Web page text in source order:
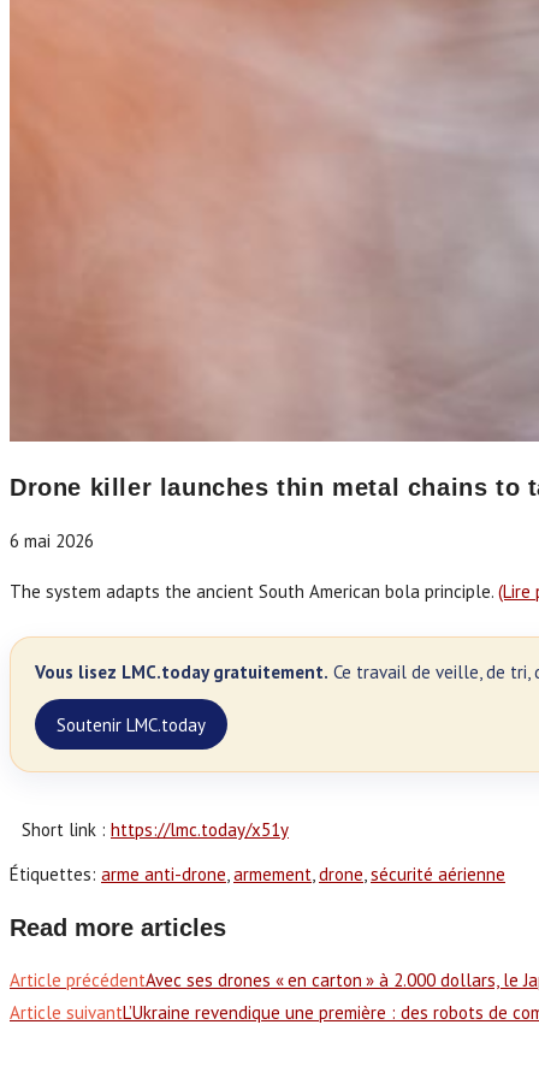
Drone killer launches thin metal chains to
6 mai 2026
The system adapts the ancient South American bola principle. (Lire
Vous lisez LMC.today gratuitement. Ce travail de veille, de tri,
Soutenir LMC.today
Short link : https://lmc.today/x51y
Étiquettes: arme anti-drone, armement, drone, sécurité aérienne
Read more articles
Article précédentAvec ses drones « en carton » à 2.000 dollars, le
Article suivantL’Ukraine revendique une première : des robots de